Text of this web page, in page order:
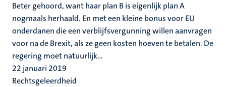
Beter gehoord, want haar plan B is eigenlijk plan A
nogmaals herhaald. En met een kleine bonus voor EU
onderdanen die een verblijfsvergunning willen aanvragen
voor na de Brexit, als ze geen kosten hoeven te betalen. De
regering moet natuurlijk...
22 januari 2019
Rechtsgeleerdheid